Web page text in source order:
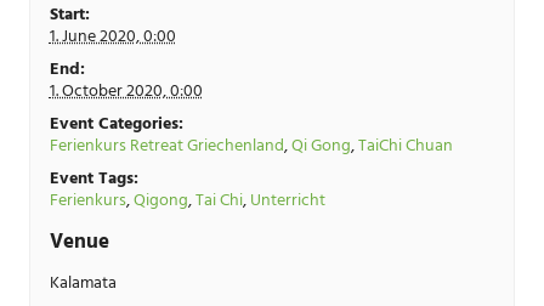
Start:
1. June 2020, 0:00
End:
1. October 2020, 0:00
Event Categories:
Ferienkurs Retreat Griechenland,Qi Gong,TaiChi Chuan
Event Tags:
Ferienkurs,Qigong,Tai Chi,Unterricht
Venue
Kalamata